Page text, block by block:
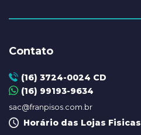
Contato
(16) 3724-0024 CD
(16) 99193-9634
sac@franpisos.com.br
Horário das Lojas Fisicas